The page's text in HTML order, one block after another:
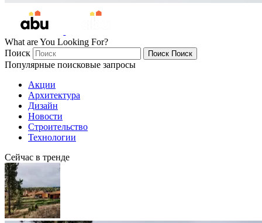
What are You Looking For?
Поиск
Поиск Поиск
Популярные поисковые запросы
Акции
Архитектура
Дизайн
Новости
Строительство
Технологии
Сейчас в тренде